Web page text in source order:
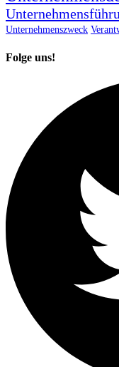
Unternehmenszweck
Folge uns!